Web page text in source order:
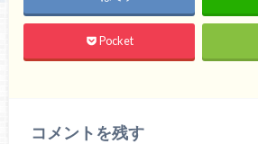
Pocket
コメントを残す